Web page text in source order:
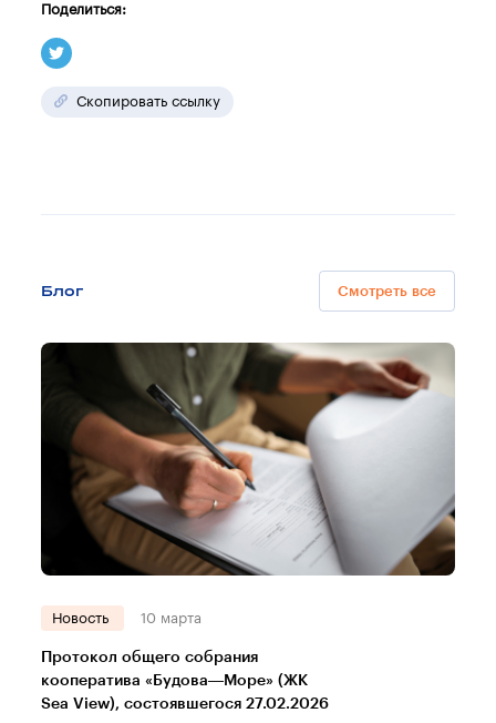
Поделиться:
Скопировать ссылку
Блог Смотреть все
Новость 10 марта
Протокол общего собрания
кооператива «Будова—Море» (ЖК
Sea View), состоявшегося 27.02.2026